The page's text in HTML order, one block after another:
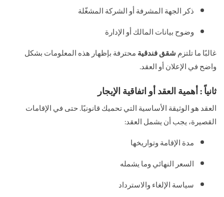
ذكر الجهة المشرفة أو الشركة المشغّلة
وضوح بيانات المالك أو الإدارة
غالبًا ما تلتزمشقق فندقيةمحترفة بإظهار هذه المعلومات بشكل
واضح في الإعلان أو العقد.
ثانياً : أهمية العقد أو اتفاقية الإيجار
العقد هو الوثيقة الأساسية التي تحميك قانونيًا. حتى في الإقامات
القصيرة، يجب أن يشمل العقد:
مدة الإقامة وتواريخها
السعر النهائي وما يشمله
سياسة الإلغاء والاسترداد